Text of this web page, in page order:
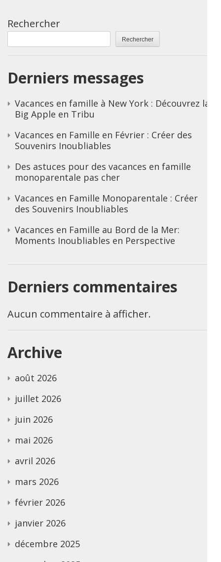
Rechercher
Rechercher
Derniers messages
Vacances en famille à New York : Découvrez la
Big Apple en Tribu
Vacances en Famille en Février : Créer des
Souvenirs Inoubliables
Des astuces pour des vacances en famille
monoparentale pas cher
Vacances en Famille Monoparentale : Créer
des Souvenirs Inoubliables
Vacances en Famille au Bord de la Mer:
Moments Inoubliables en Perspective
Derniers commentaires
Aucun commentaire à afficher.
Archive
août 2026
juillet 2026
juin 2026
mai 2026
avril 2026
mars 2026
février 2026
janvier 2026
décembre 2025